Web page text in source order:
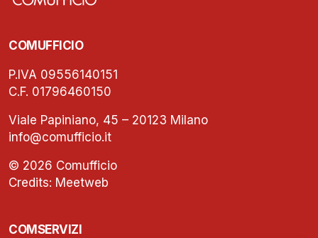
COMUFFICIO
P.IVA 09556140151
C.F. 01796460150
Viale Papiniano, 45 – 20123 Milano
info@comufficio.it
© 2026 Comufficio
Credits: Meetweb
COMSERVIZI